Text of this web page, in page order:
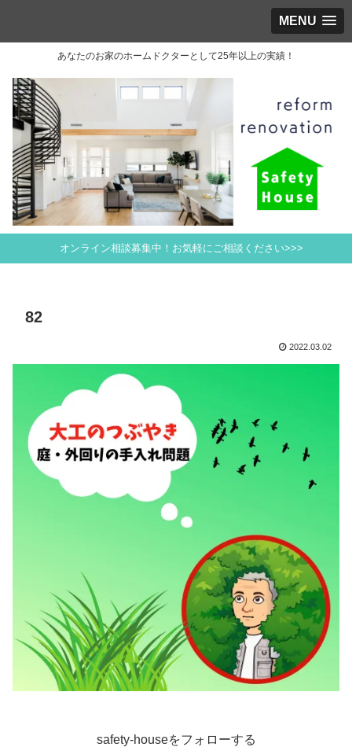
MENU
あなたのお家のホームドクターとして25年以上の実績！
オンライン相談募集中！お気軽にご相談ください>>>
82
2022.03.02
safety-houseをフォローする